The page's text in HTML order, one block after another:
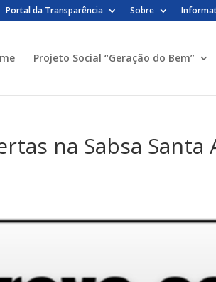
Portal da Transparência Sobre
Projeto Social “Geração do Bem”
na Sabsa Santa